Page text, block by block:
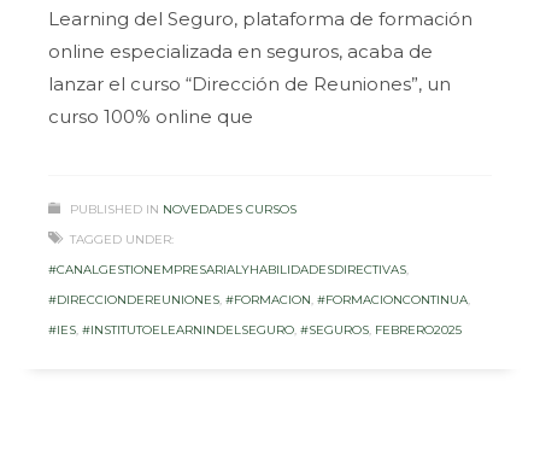
Learning del Seguro, plataforma de formación
online especializada en seguros, acaba de
lanzar el curso “Dirección de Reuniones”, un
curso 100% online que
PUBLISHED IN NOVEDADES CURSOS
TAGGED UNDER:
#CANALGESTIONEMPRESARIALYHABILIDADESDIRECTIVAS,
#DIRECCIONDEREUNIONES, #FORMACION, #FORMACIONCONTINUA,
#IES, #INSTITUTOELEARNINDELSEGURO, #SEGUROS, FEBRERO2025